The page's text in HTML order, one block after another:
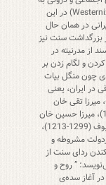
کار رفت. نیم نگاهی به پدیدار غربی اندیشی (Westernization) در این
در همان حال
بزرگداشت سنت نیز
از مدرنیته در
و لگام زدن بر
چون منگل بیات
در ایران، یعنی
چون میرزا فتحعلی آخوند زاده (1257-1191)، میرزا تقی خان
امیرکبیر(1286-1213)، میرزا ملکم خان (1287-1212)، میرزا حسین خان
سپه سالار (1260-1205) و حتی میرزا عبدالرحیم طالبوف (1299-1213)،
مشروطه و
ردای سنت از
” روح و
در آغاز سده‌ی